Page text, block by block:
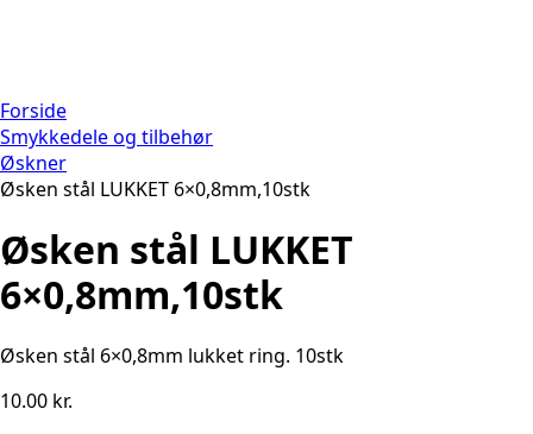
Forside
Smykkedele og tilbehør
Øskner
Øsken stål LUKKET 6×0,8mm,10stk
Øsken stål LUKKET
6×0,8mm,10stk
Øsken stål 6×0,8mm lukket ring. 10stk
10.00 kr.